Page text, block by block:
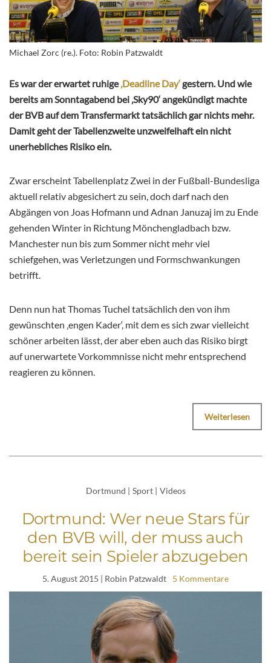
Michael Zorc (re.). Foto: Robin Patzwaldt
Es war der erwartet ruhige‚Deadline Day‘gestern. Und wie
bereits am Sonntagabend bei ‚Sky90‘ angekündigt machte
der BVB auf dem Transfermarkt tatsächlich gar nichts mehr.
Damit geht der Tabellenzweite unzweifelhaft ein nicht
unerhebliches Risiko ein.
Zwar erscheint Tabellenplatz Zwei in der Fußball-Bundesliga
aktuell relativ abgesichert zu sein, doch darf nach den
Abgängen von Joas Hofmann und Adnan Januzaj im zu Ende
gehenden Winter in Richtung Mönchengladbach bzw.
Manchester nun bis zum Sommer nicht mehr viel
schiefgehen, was Verletzungen und Formschwankungen
betrifft.
Denn nun hat Thomas Tuchel tatsächlich den von ihm
gewünschten ‚engen Kader‘, mit dem es sich zwar vielleicht
schöner arbeiten lässt, der aber eben auch das Risiko birgt
auf unerwartete Vorkommnisse nicht mehr entsprechend
reagieren zu können.
Weiterlesen
Dortmund | Sport | Videos
Dortmund: Wer neue Stars für
den BVB will, der muss auch
bereit sein Spieler abzugeben
5. August 2015 | Robin Patzwaldt 5 Kommentare